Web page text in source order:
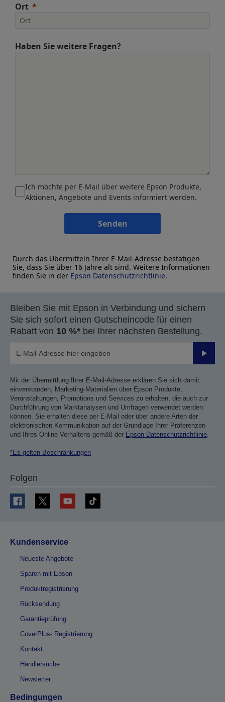
Ort
Haben Sie weitere Fragen?
Ich möchte per E-Mail über weitere Epson Produkte,
Aktionen, Angebote und Events informiert werden.
Senden
Durch das Übermitteln Ihrer E-Mail-Adresse bestätigen
Sie, dass Sie über 16 Jahre alt sind. Weitere Informationen
finden Sie in der Epson Datenschutzrichtlinie.
Bleiben Sie mit Epson in Verbindung und sichern
Sie sich sofort einen Gutscheincode für einen
Rabatt von 10 %* bei Ihrer nächsten Bestellung.
Mit der Übermittlung Ihrer E-Mail-Adresse erklären Sie sich damit
einverstanden, Marketing-Materialien über Epson Produkte,
Veranstaltungen, Promotions und Services zu erhalten, die auch zur
Durchführung von Marktanalysen und Umfragen verwendet werden
können. Sie erhalten diese per E-Mail oder über andere Arten der
elektronischen Kommunikation auf der Grundlage Ihrer Präferenzen
und Ihres Online-Verhaltens gemäß der Epson Datenschutzrichtlinie.
*Es gelten Beschränkungen
Folgen
Kundenservice
Neueste Angebote
Sparen mit Epson
Produktregistrierung
Rücksendung
Garantieprüfung
CoverPlus- Registrierung
Kontakt
Händlersuche
Newsletter
Bedingungen